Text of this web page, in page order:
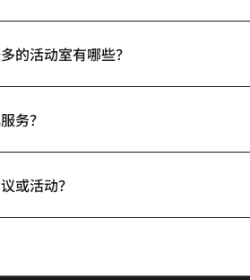
的活动室有哪些？
务？
或活动？